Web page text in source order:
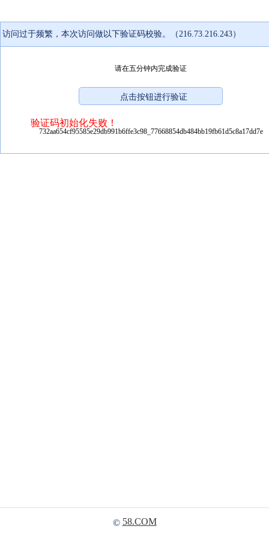
访问过于频繁，本次访问做以下验证码校验。（216.73.216.243）
请在五分钟内完成验证
验证码初始化失败！
732aa654cf95585e29db991b6ffe3c98_77668854db484bb19fb61d5c8a17dd7e
© 58.COM